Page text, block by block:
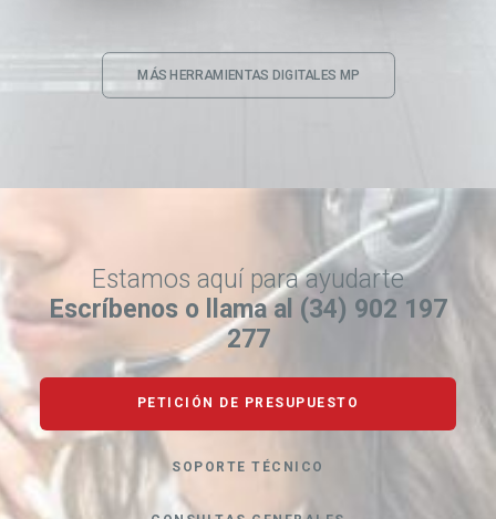
MÁS HERRAMIENTAS DIGITALES MP
Estamos aquí para ayudarte
Escríbenos o llama al (34) 902 197
277
PETICIÓN DE PRESUPUESTO
SOPORTE TÉCNICO